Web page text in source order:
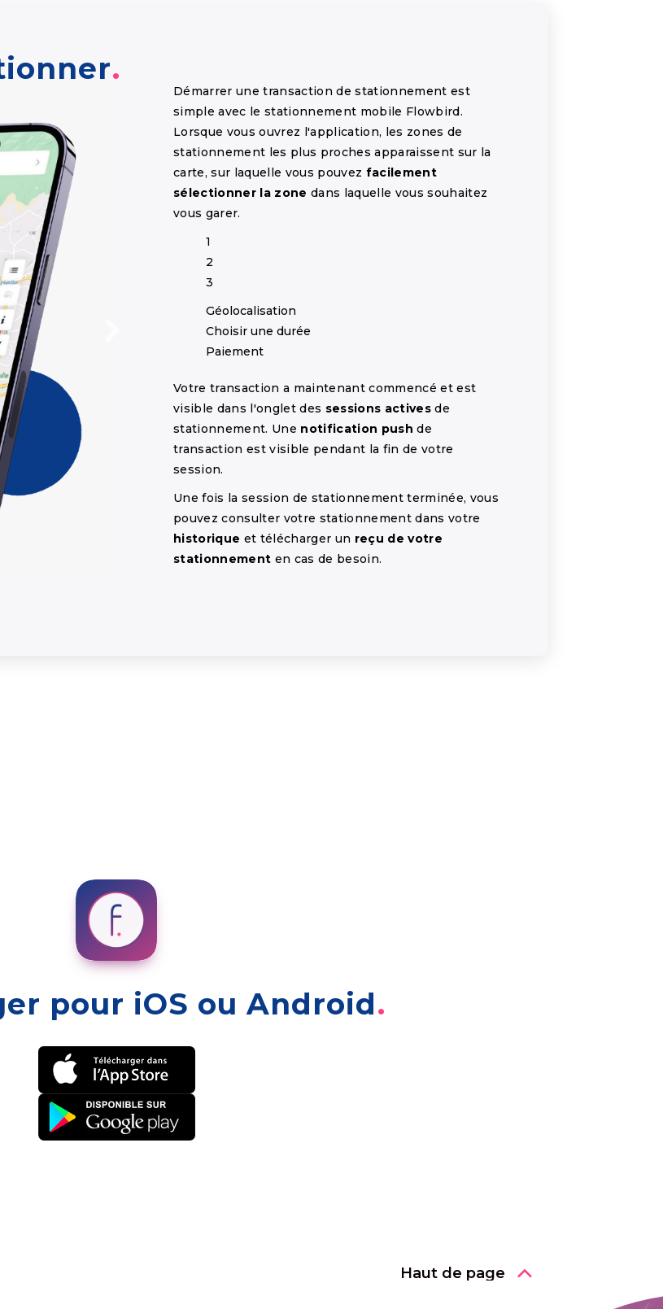
Démarrer une transaction de stationnement est
simple avec le stationnement mobile Flowbird.
Lorsque vous ouvrez l'application, les zones de
stationnement les plus proches apparaissent sur la
carte, sur laquelle vous pouvez facilement
sélectionner la zone dans laquelle vous souhaitez
vous garer.
1
2
3
Géolocalisation
Choisir une durée
Paiement
Votre transaction a maintenant commencé et est
visible dans l'onglet des sessions activesde
stationnement. Une notification push de
transaction est visible pendant la fin de votre
session.
Une fois la session de stationnement terminée, vous
pouvez consulter votre stationnement dans votre
historique et télécharger un reçu de votre
stationnement en cas de besoin.
pour iOS ou Android
Haut de page